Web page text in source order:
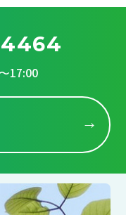
4464
17:00